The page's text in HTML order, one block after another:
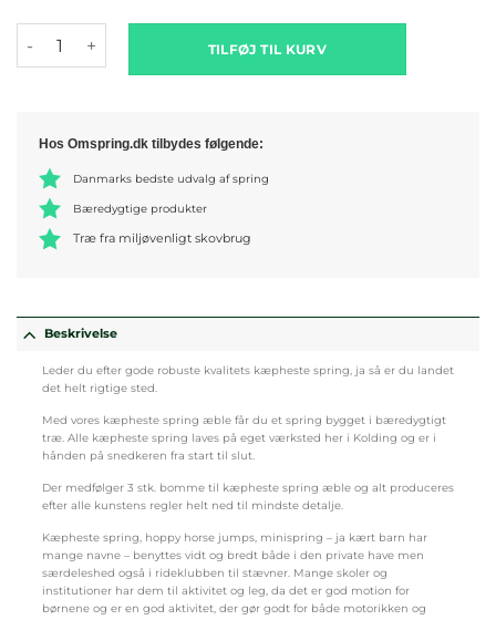
Kæpheste spring, æble antal
TILFØJ TIL KURV
Hos Omspring.dk tilbydes følgende:
Danmarks bedste udvalg af spring
Bæredygtige produkter
Træ fra miljøvenligt skovbrug
Beskrivelse
Leder du efter gode robuste kvalitets kæpheste spring, ja så er du landet
det helt rigtige sted.
Med vores kæpheste spring æble får du et spring bygget i bæredygtigt
træ. Alle kæpheste spring laves på eget værksted her i Kolding og er i
hånden på snedkeren fra start til slut.
Der medfølger 3 stk. bomme til kæpheste spring æble og alt produceres
efter alle kunstens regler helt ned til mindste detalje.
Kæpheste spring, hoppy horse jumps, minispring – ja kært barn har
mange navne – benyttes vidt og bredt både i den private have men
særdeleshed også i rideklubben til stævner. Mange skoler og
institutioner har dem til aktivitet og leg, da det er god motion for
børnene og er en god aktivitet, der gør godt for både motorikken og